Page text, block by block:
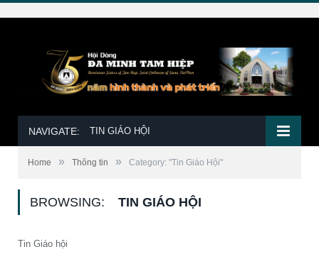
NAVIGATE: TIN GIÁO HỘI
Home » Thông tin » Category: "Tin Giáo Hội"
BROWSING: TIN GIÁO HỘI
Tin Giáo hội